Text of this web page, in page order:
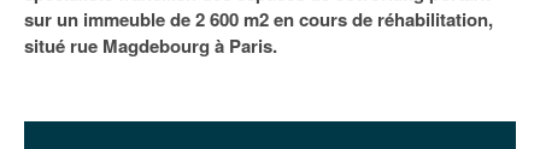
Services urbains
Attractivité
77
Nominations
Les Assises du Grand Paris
sur un immeuble de 2 600 m2 en cours de réhabilitation,
situé rue Magdebourg à Paris.